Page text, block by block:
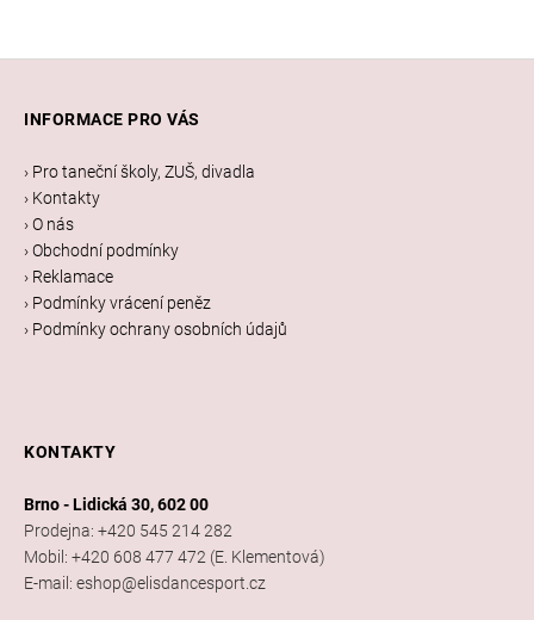
INFORMACE PRO VÁS
› Pro taneční školy, ZUŠ, divadla
› Kontakty
› O nás
› Obchodní podmínky
› Reklamace
› Podmínky vrácení peněz
› Podmínky ochrany osobních údajů
KONTAKTY
Brno - Lidická 30, 602 00
Prodejna: +420 545 214 282
Mobil: +420 608 477 472 (E. Klementová)
E-mail: eshop@elisdancesport.cz